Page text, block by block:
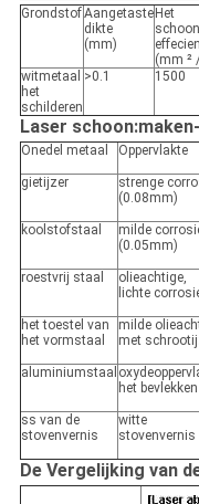
GrondstofAangetaste
dikte
(mm)
Het
(mm ²
witmetaal
het
schilderen
>0.1 1500
Laser
Onedel metaal Oppervlakte
gietijzer
strenge
(0.08mm)
koolstofstaal
milde
(0.05mm)
roestvrij staal
olieachtige,
lichte
het toestel van
het vormstaal
milde
met
aluminiumstaal
het bevlekken
ss van de
stovenvernis
witte
stovenvernis
De Vergelijking van